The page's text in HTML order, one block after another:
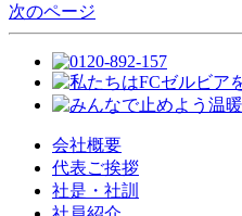
次のページ
会社概要
代表ご挨拶
社是・社訓